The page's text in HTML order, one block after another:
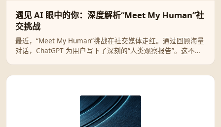
遇见 AI 眼中的你：深度解析“Meet My Human”社
交挑战
最近，“Meet My Human”挑战在社交媒体走红。通过回顾海量
对话，ChatGPT 为用户写下了深刻的“人类观察报告”。这不仅